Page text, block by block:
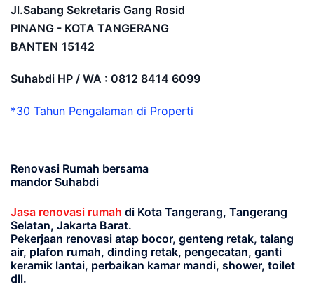
Jl.Sabang Sekretaris Gang Rosid
PINANG - KOTA TANGERANG
BANTEN 15142
Suhabdi HP / WA : 0812 8414 6099
*30 Tahun Pengalaman di Properti
Renovasi Rumah bersama
mandor Suhabdi
Jasa renovasi rumah di Kota Tangerang, Tangerang
Selatan, Jakarta Barat.
Pekerjaan renovasi atap bocor, genteng retak, talang
air, plafon rumah, dinding retak, pengecatan, ganti
keramik lantai, perbaikan kamar mandi, shower, toilet
dll.